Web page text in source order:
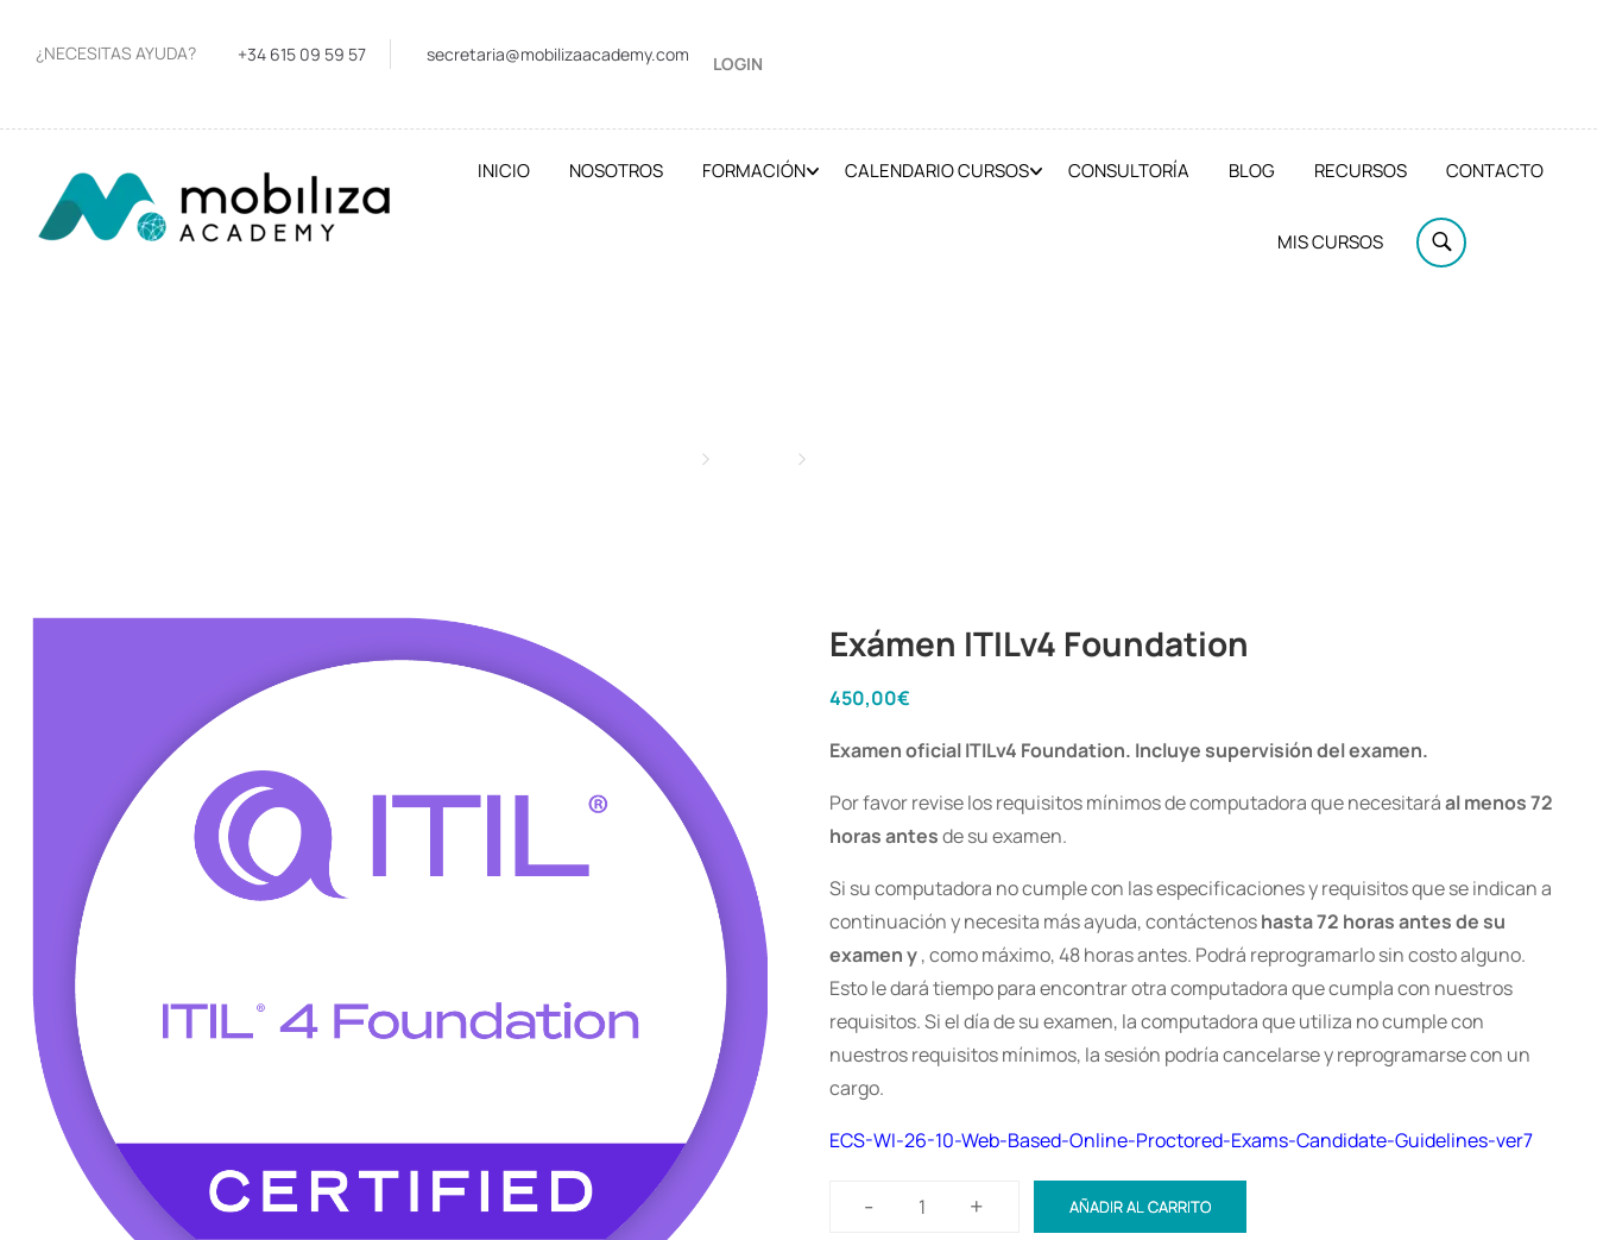
¿NECESITAS AYUDA? +34 615 09 59 57 secretaria@mobilizaacademy.com LOGIN
INICIO NOSOTROS FORMACIÓN CALENDARIO CURSOS CONSULTORÍA BLOG RECURSOS CONTACTO
MIS CURSOS
Exámen ITILv4 Foundation
450,00€
Examen oficial ITILv4 Foundation. Incluye supervisión del examen.
Por favor revise los requisitos mínimos de computadora que necesitaráal menos 72
horas antesde su examen.
Si su computadora no cumple con las especificaciones y requisitos que se indican a
continuación y necesita más ayuda, contáctenoshasta 72 horas antes de su
examen y, como máximo, 48 horas antes. Podrá reprogramarlo sin costo alguno.
Esto le dará tiempo para encontrar otra computadora que cumpla con nuestros
requisitos. Si el día de su examen, la computadora que utiliza no cumple con
nuestros requisitos mínimos, la sesión podría cancelarse y reprogramarse con un
cargo.
ECS-WI-26-10-Web-Based-Online-Proctored-Exams-Candidate-Guidelines-ver7
-
Exámen
+ AÑADIR AL CARRITO